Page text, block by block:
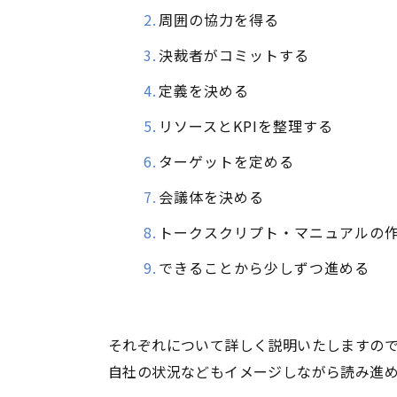
周囲の協力を得る
決裁者がコミットする
定義を決める
リソースと KPIを整理する
ターゲットを定める
会議体を決める
トークスクリプト・マニュアルの
できることから少しずつ進める
それぞれについて詳しく説明いたしますので
自社の状況などもイメージしながら読み進